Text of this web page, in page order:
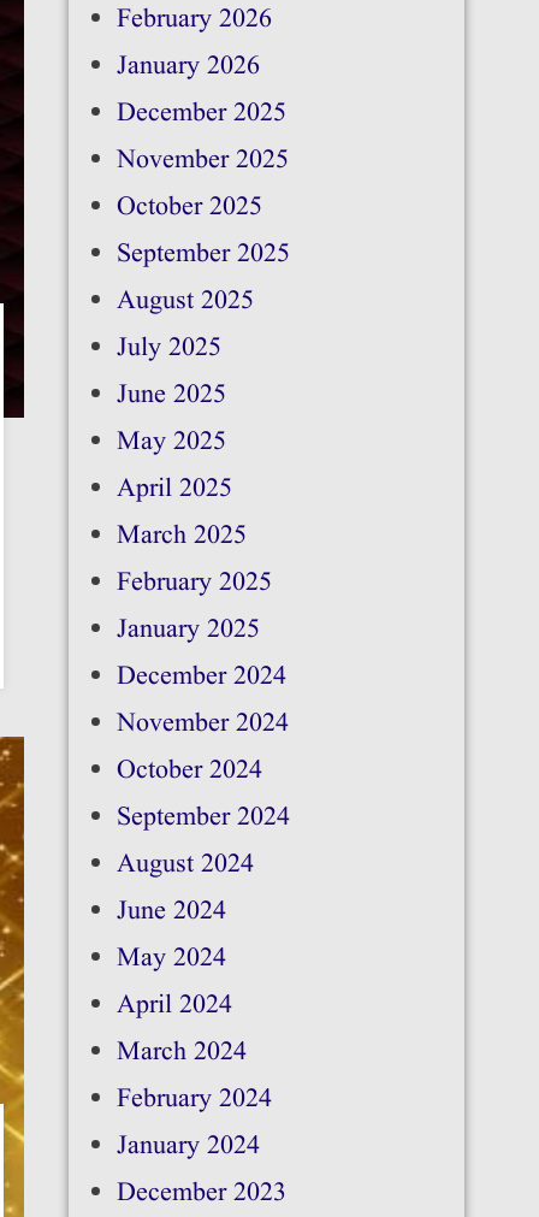
February 2026
January 2026
December 2025
November 2025
October 2025
September 2025
August 2025
July 2025
June 2025
May 2025
April 2025
March 2025
February 2025
January 2025
December 2024
November 2024
October 2024
September 2024
August 2024
June 2024
May 2024
April 2024
March 2024
February 2024
January 2024
December 2023